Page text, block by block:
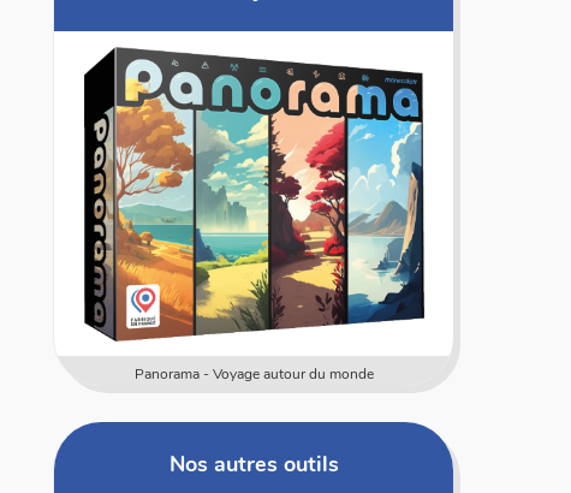
Numericards - Mesure
Nos autres outils